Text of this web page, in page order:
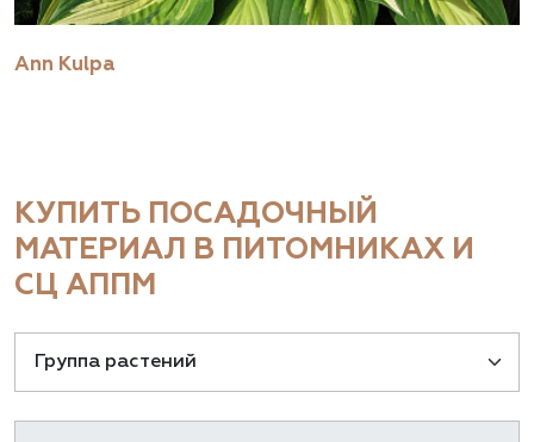
Ann Kulpa
КУПИТЬ ПОСАДОЧНЫЙ
МАТЕРИАЛ В ПИТОМНИКАХ И
СЦ АППМ